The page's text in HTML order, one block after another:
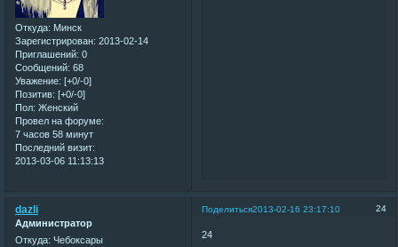
Откуда: Минск
Зарегистрирован: 2013-02-14
Приглашений: 0
Сообщений: 68
Уважение: [+0/-0]
Позитив: [+0/-0]
Пол: Женский
Провел на форуме:
7 часов 58 минут
Последний визит:
2013-03-06 11:13:13
Поделиться 24
2013-02-16 23:17:10
dazli
Администратор
Откуда: Чебоксары
24